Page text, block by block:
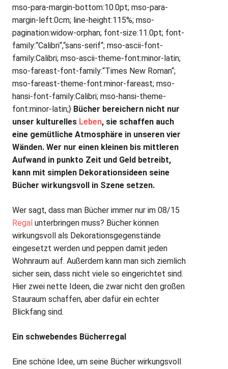
mso-para-margin-bottom:10.0pt; mso-para-
margin-left:0cm; line-height:115%; mso-
pagination:widow-orphan; font-size:11.0pt; font-
family:“Calibri“,“sans-serif“; mso-ascii-font-
family:Calibri; mso-ascii-theme-font:minor-latin;
mso-fareast-font-family:“Times New Roman“;
mso-fareast-theme-font:minor-fareast; mso-
hansi-font-family:Calibri; mso-hansi-theme-
font:minor-latin;} Bücher bereichern nicht nur
unser kulturelles Leben, sie schaffen auch
eine gemütliche Atmosphäre in unseren vier
Wänden. Wer nur einen kleinen bis mittleren
Aufwand in punkto Zeit und Geld betreibt,
kann mit simplen Dekorationsideen seine
Bücher wirkungsvoll in Szene setzen.
Wer sagt, dass man Bücher immer nur im 08/15
Regal unterbringen muss? Bücher können
wirkungsvoll als Dekorationsgegenstände
eingesetzt werden und peppen damit jeden
Wohnraum auf. Außerdem kann man sich ziemlich
sicher sein, dass nicht viele so eingerichtet sind.
Hier zwei nette Ideen, die zwar nicht den großen
Stauraum schaffen, aber dafür ein echter
Blickfang sind.
Ein schwebendes Bücherregal
Eine schöne Idee, um seine Bücher wirkungsvoll